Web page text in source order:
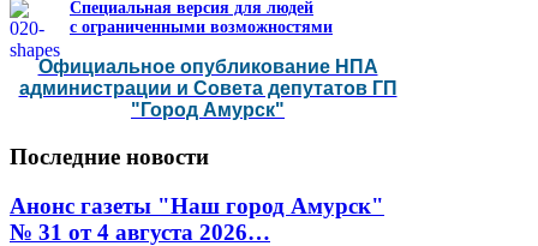
Специальная версия для людей
с ограниченными возможностями
Официальное опубликование НПА
администрации и Совета депутатов ГП
"Город Амурск"
Последние новости
Анонс газеты "Наш город Амурск"
№ 31 от 4 августа 2026…